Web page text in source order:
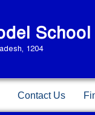
1204
Contact Us